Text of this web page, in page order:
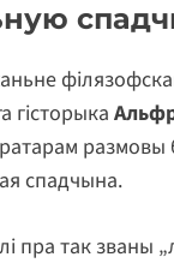
гісторыка
размовы
спадчына.
пра так званы